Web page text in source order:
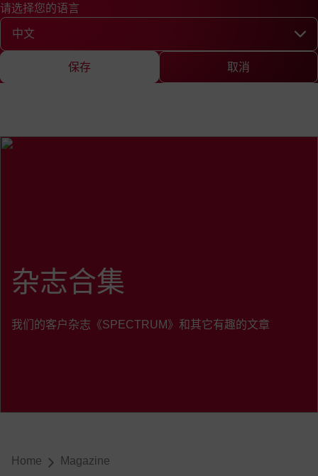
请选择您的语言
请选择您的语言
保存 取消
English Deutsch
杂志合集
我们的客户杂志《SPECTRUM》和其它有趣的文章
导航
Home Magazine